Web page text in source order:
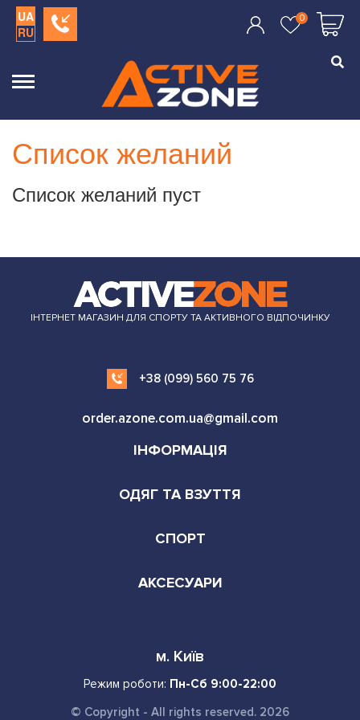
0
UA
RU
Список желаний
Список желаний пуст
ІНТЕРНЕТ МАГАЗИН ДЛЯ СПОРТУ ТА АКТИВНОГО ВІДПОЧИНКУ
+38 (099) 560 75 76
order.azone.com.ua@gmail.com
ІНФОРМАЦІЯ
ОДЯГ ТА ВЗУТТЯ
СПОРТ
АКСЕСУАРИ
м. Київ
Режим роботи: Пн-Сб 9:00-22:00
© Copyright - All rights reserved. 2026